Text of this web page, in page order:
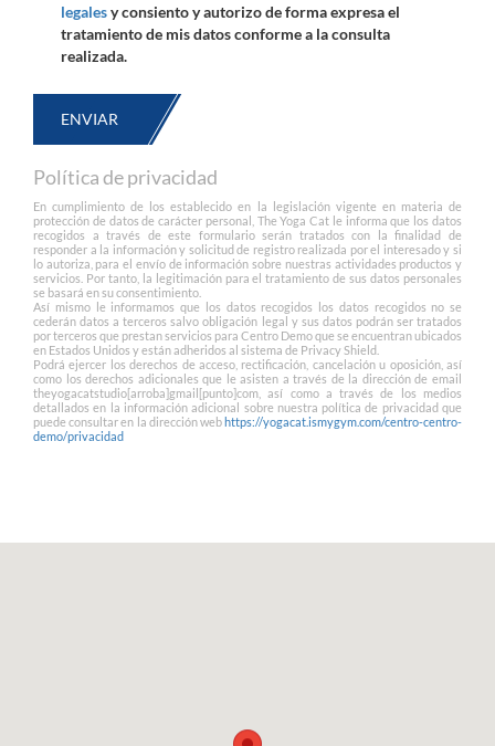
legalesy consiento y autorizo de forma expresa el
tratamiento de mis datos conforme a la consulta
realizada.
ENVIAR
Política de privacidad
En cumplimiento de los establecido en la legislación vigente en materia de
protección de datos de carácter personal, The Yoga Cat le informa que los datos
recogidos a través de este formulario serán tratados con la finalidad de
responder a la información y solicitud de registro realizada por el interesado y si
lo autoriza, para el envío de información sobre nuestras actividades productos y
servicios. Por tanto, la legitimación para el tratamiento de sus datos personales
se basará en su consentimiento.
Así mismo le informamos que los datos recogidos los datos recogidos no se
cederán datos a terceros salvo obligación legal y sus datos podrán ser tratados
por terceros que prestan servicios para Centro Demo que se encuentran ubicados
en Estados Unidos y están adheridos al sistema de Privacy Shield.
Podrá ejercer los derechos de acceso, rectificación, cancelación u oposición, así
como los derechos adicionales que le asisten a través de la dirección de email
theyogacatstudio[arroba]gmail[punto]com, así como a través de los medios
detallados en la información adicional sobre nuestra política de privacidad que
puede consultar en la dirección webhttps://yogacat.ismygym.com/centro-centro-
demo/privacidad